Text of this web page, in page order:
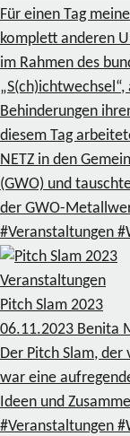
Für einen Tag
komplett anderen
im Rahmen des
Behinderungen
diesem Tag
NETZ in den
(GWO) und
der GWO-
#Veranstaltungen
Veranstaltungen
Pitch Slam 2023
06.11.2023 Benita
Der Pitch Slam,
war eine
Ideen und
#Veranstaltungen